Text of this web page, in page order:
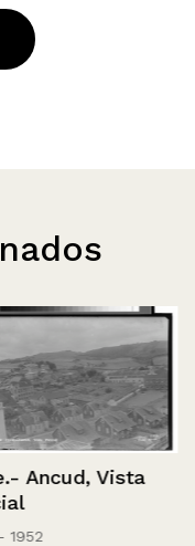
Ancud, Vista
1952